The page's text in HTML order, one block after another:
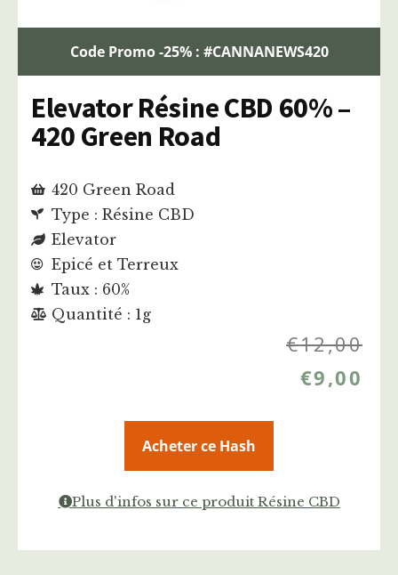
Code Promo -25% : #CANNANEWS420
Elevator Résine CBD 60% –
420 Green Road
420 Green Road
Type : Résine CBD
Elevator
Epicé et Terreux
Taux : 60%
Quantité : 1g
€12,00
€9,00
Acheter ce Hash
Plus d'infos sur ce produit Résine CBD